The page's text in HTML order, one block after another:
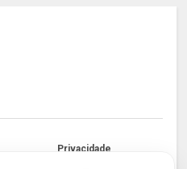
Privacidade